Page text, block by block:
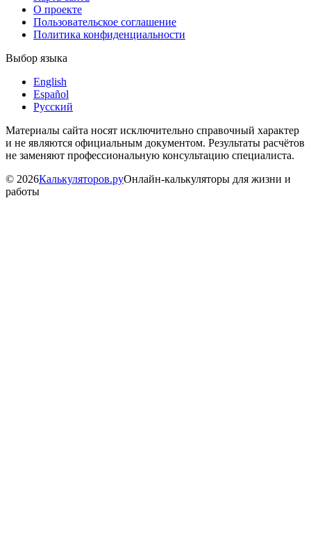
О проекте
Пользовательское соглашение
Политика конфиденциальности
Выбор языка
English
Español
Русский
Материалы сайта носят исключительно справочный характер
и не являются официальным документом. Результаты расчётов
не заменяют профессиональную консультацию специалиста.
© 2026Калькуляторов.руОнлайн-калькуляторы для жизни и
работы